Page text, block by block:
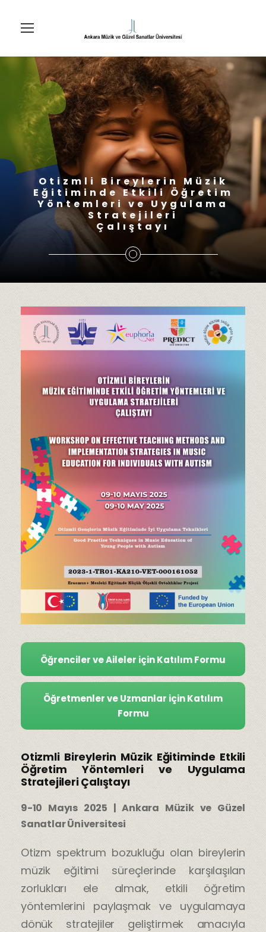
Otizmli Bireylerin Müzik
Eğitiminde Etkili Öğretim
Yöntemleri ve Uygulama
Stratejileri
Çalıştayı
Öğrenciler ve Aileler için Katılım Formu
Öğretmenler ve Uzmanlar için Katılım
Formu
Otizmli Bireylerin Müzik Eğitiminde Etkili
Öğretim Yöntemleri ve Uygulama
Stratejileri Çalıştayı
9-10 Mayıs 2025 | Ankara Müzik ve Güzel
Sanatlar Üniversitesi
Otizm spektrum bozukluğu olan bireylerin
müzik eğitimi süreçlerinde karşılaşılan
zorlukları ele almak, etkili öğretim
yöntemlerini paylaşmak ve uygulamaya
dönük stratejiler geliştirmek amacıyla